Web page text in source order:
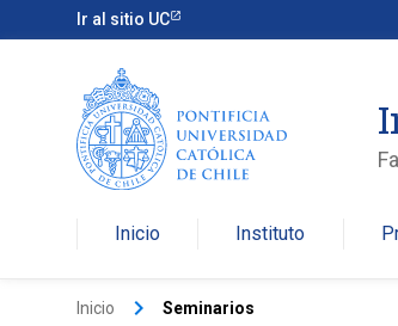
Ir al sitio UC
Inicio Instituto
Inicio keyboard_arrow_right Seminarios